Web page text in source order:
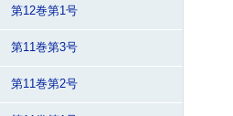
第12巻第1号
第11巻第3号
第11巻第2号